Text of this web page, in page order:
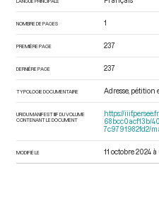
NOMBRE DE PAGES 1
PREMIÈRE PAGE 237
DERNIÈRE PAGE 237
TYPOLOGIE DOCUMENTAIRE Adresse, pétition
URI DU MANIFEST IIIF DU VOLUME
CONTENANT LE DOCUMENT
https://
68bcc0acf13b/
7c9791982fd2/
MODIFIÉ LE 11 octobre 2024 à